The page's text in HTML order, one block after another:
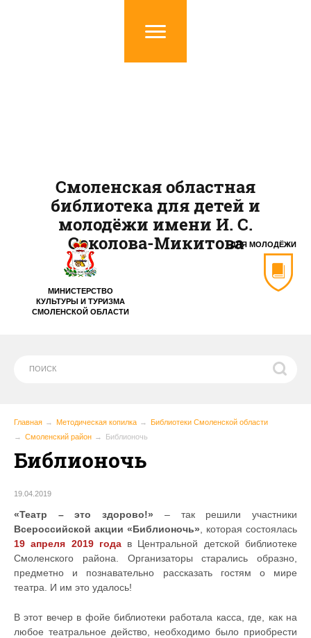
МИНИСТЕРСТВО
КУЛЬТУРЫ И ТУРИЗМА
СМОЛЕНСКОЙ ОБЛАСТИ
ДЛЯ МОЛОДЁЖИ
Смоленская областная
библиотека для детей и
молодёжи имени И. С.
Соколова-Микитова
Главная Методическая копилка
Библиотеки Смоленской области
Смоленский район
Библионочь
Библионочь
19.04.2019
«Театр – это здорово!» – так решили участники
Всероссийской акции «Библионочь» , которая состоялась
19 апреля 2019 годав Центральной детской библиотеке
Смоленского района. Организаторы старались образно,
предметно и познавательно рассказать гостям о мире
театра. И им это удалось!
В этот вечер в фойе библиотеки работала касса, где, как на
любое театральное действо, необходимо было приобрести